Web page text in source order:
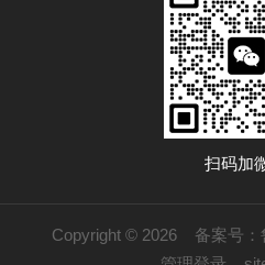
扫码加
Copyright © 2026 备案号：